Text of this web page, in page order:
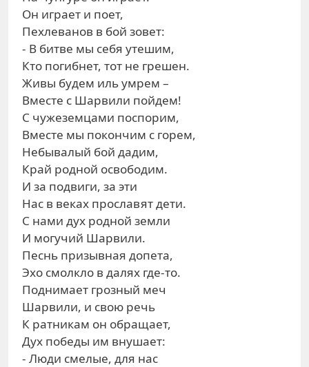
Он играет и поет,
Пехлеванов в бой зовет:
- В битве мы себя утешим,
Кто погибнет, тот не грешен.
Живы будем иль умрем –
Вместе с Шарвили пойдем!
С чужеземцами поспорим,
Вместе мы покончим с горем,
Небывалый бой дадим,
Край родной освободим.
И за подвиги, за эти
Нас в веках прославят дети.
С нами дух родной земли
И могучий Шарвили.
Песнь призывная допета,
Эхо смолкло в далях где-то.
Поднимает грозный меч
Шарвили, и свою речь
К ратникам он обращает,
Дух победы им внушает:
- Люди смелые, для нас